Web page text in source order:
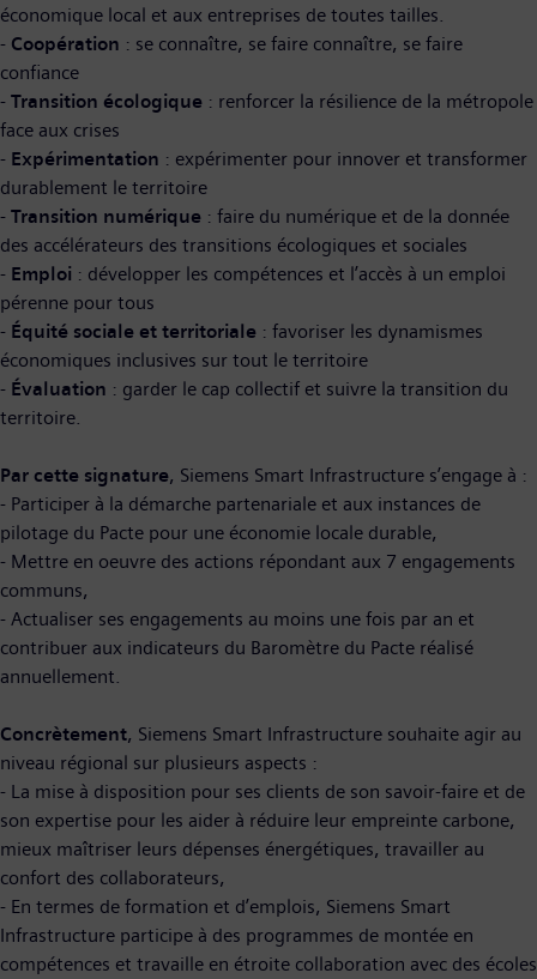
économique local et aux entreprises de toutes tailles.
- Coopération : se connaître, se faire connaître, se faire
confiance
- Transition écologique : renforcer la résilience de la métropole
face aux crises
- Expérimentation : expérimenter pour innover et transformer
durablement le territoire
- Transition numérique : faire du numérique et de la donnée
des accélérateurs des transitions écologiques et sociales
- Emploi : développer les compétences et l’accès à un emploi
pérenne pour tous
- Équité sociale et territoriale : favoriser les dynamismes
économiques inclusives sur tout le territoire
- Évaluation : garder le cap collectif et suivre la transition du
territoire.
Par cette signature, Siemens Smart Infrastructure s’engage à :
- Participer à la démarche partenariale et aux instances de
pilotage du Pacte pour une économie locale durable,
- Mettre en oeuvre des actions répondant aux 7 engagements
communs,
- Actualiser ses engagements au moins une fois par an et
contribuer aux indicateurs du Baromètre du Pacte réalisé
annuellement.
Concrètement, Siemens Smart Infrastructure souhaite agir au
niveau régional sur plusieurs aspects :
- La mise à disposition pour ses clients de son savoir-faire et de
son expertise pour les aider à réduire leur empreinte carbone,
mieux maîtriser leurs dépenses énergétiques, travailler au
confort des collaborateurs,
- En termes de formation et d’emplois, Siemens Smart
Infrastructure participe à des programmes de montée en
compétences et travaille en étroite collaboration avec des écoles